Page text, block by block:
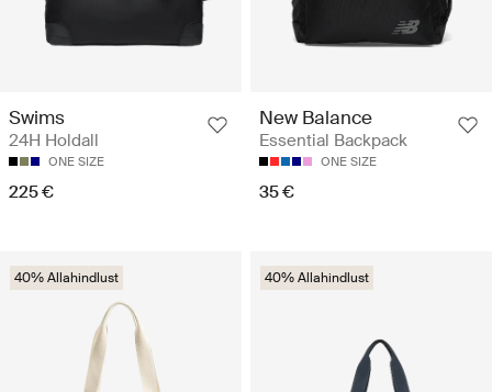
Swims
24H Holdall
ONE SIZE
225 €
New Balance
Essential Backpack
ONE SIZE
35 €
40% Allahindlust 40% Allahindlust